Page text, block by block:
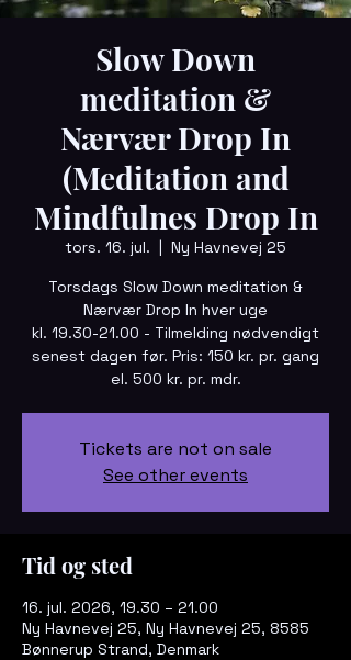
Slow Down
meditation &
Nærvær Drop In
(Meditation and
Mindfulnes Drop In
tors. 16. jul.
  |
Ny Havnevej 25
Torsdags Slow Down meditation &
Nærvær Drop In hver uge
kl. 19.30-21.00 - Tilmelding nødvendigt
senest dagen før. Pris: 150 kr. pr. gang
el. 500 kr. pr. mdr.
Tickets are not on sale
See other events
Tid og sted
16. jul. 2026, 19.30 – 21.00
Ny Havnevej 25, Ny Havnevej 25, 8585
Bønnerup Strand, Denmark